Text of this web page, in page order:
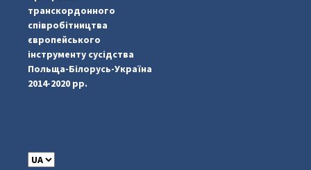
транскордонного
співробітництва
європейського
інструменту сусідства
Польща-Білорусь-Україна
2014-2020 рр.
C